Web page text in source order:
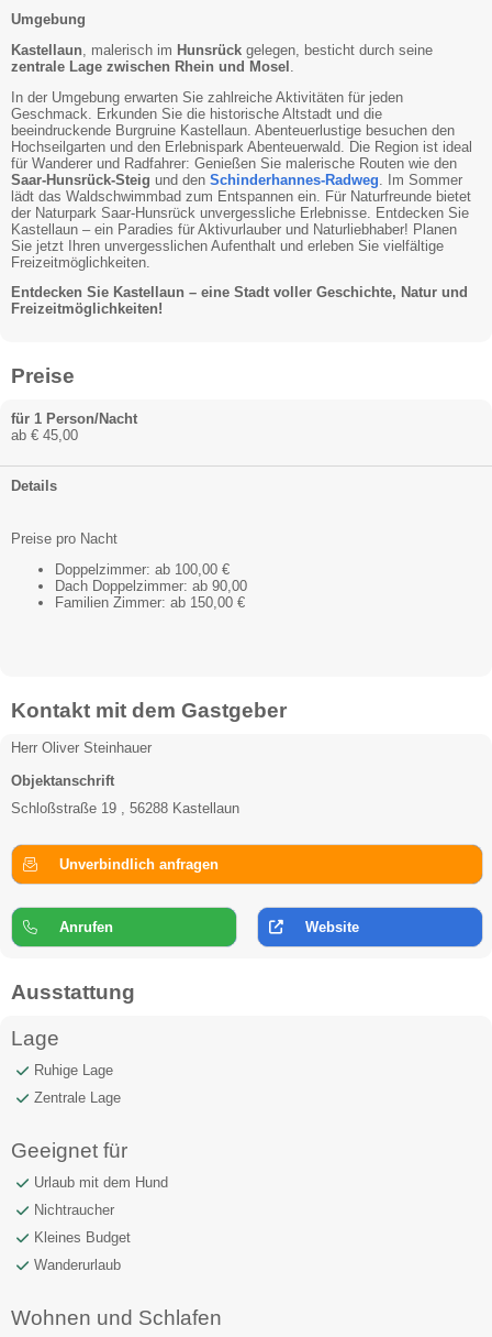
Umgebung
Kastellaun , malerisch im Hunsrück gelegen, besticht durch seine
zentrale Lage zwischen Rhein und Mosel
In der Umgebung erwarten Sie zahlreiche Aktivitäten für jeden
Geschmack. Erkunden Sie die historische Altstadt und die
beeindruckende Burgruine Kastellaun. Abenteuerlustige besuchen den
Hochseilgarten und den Erlebnispark Abenteuerwald. Die Region ist ideal
für Wanderer und Radfahrer: Genießen Sie malerische Routen wie den
Saar-Hunsrück-Steig und den Schinderhannes-Radweg . Im Sommer
lädt das Waldschwimmbad zum Entspannen ein. Für Naturfreunde bietet
der Naturpark Saar-Hunsrück unvergessliche Erlebnisse. Entdecken Sie
Kastellaun – ein Paradies für Aktivurlauber und Naturliebhaber! Planen
Sie jetzt Ihren unvergesslichen Aufenthalt und erleben Sie vielfältige
Freizeitmöglichkeiten.
Entdecken Sie Kastellaun – eine Stadt voller Geschichte, Natur und
Freizeitmöglichkeiten!
Preise
für 1 Person/Nacht
ab € 45,00
Details
Preise pro Nacht
Doppelzimmer: ab 100,00 €
Dach Doppelzimmer: ab 90,00
Familien Zimmer: ab 150,00 €
Kontakt mit dem Gastgeber
Herr Oliver Steinhauer
Objektanschrift
Schloßstraße 19 , 56288 Kastellaun
Unverbindlich anfragen
Anrufen Website
Ausstattung
Lage
Ruhige Lage
Zentrale Lage
Geeignet für
Urlaub mit dem Hund
Nichtraucher
Kleines Budget
Wanderurlaub
Wohnen und Schlafen